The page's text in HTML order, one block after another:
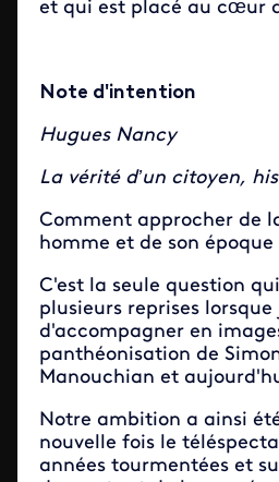
et qui est placé au cœur
Note d'intention
Hugues Nancy
La vérité d’un citoyen,
Comment approcher de
homme et de son époque
C'est la seule question
plusieurs reprises
d'accompagner en
panthéonisation de
Manouchian et
Notre ambition a ainsi
nouvelle fois le
années tourmentées et